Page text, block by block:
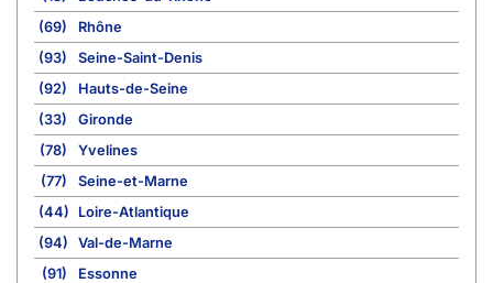
(69)
Rhône
(93)
Seine-Saint-Denis
(92)
Hauts-de-Seine
(33)
Gironde
(78)
Yvelines
(77)
Seine-et-Marne
(44)
Loire-Atlantique
(94)
Val-de-Marne
(91)
Essonne